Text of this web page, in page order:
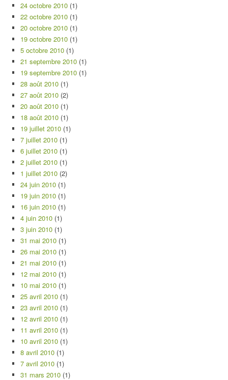
24 octobre 2010 (1)
22 octobre 2010 (1)
20 octobre 2010 (1)
19 octobre 2010 (1)
5 octobre 2010 (1)
21 septembre 2010 (1)
19 septembre 2010 (1)
28 août 2010 (1)
27 août 2010 (2)
20 août 2010 (1)
18 août 2010 (1)
19 juillet 2010 (1)
7 juillet 2010 (1)
6 juillet 2010 (1)
2 juillet 2010 (1)
1 juillet 2010 (2)
24 juin 2010 (1)
19 juin 2010 (1)
16 juin 2010 (1)
4 juin 2010 (1)
3 juin 2010 (1)
31 mai 2010 (1)
26 mai 2010 (1)
21 mai 2010 (1)
12 mai 2010 (1)
10 mai 2010 (1)
25 avril 2010 (1)
23 avril 2010 (1)
12 avril 2010 (1)
11 avril 2010 (1)
10 avril 2010 (1)
8 avril 2010 (1)
7 avril 2010 (1)
31 mars 2010 (1)